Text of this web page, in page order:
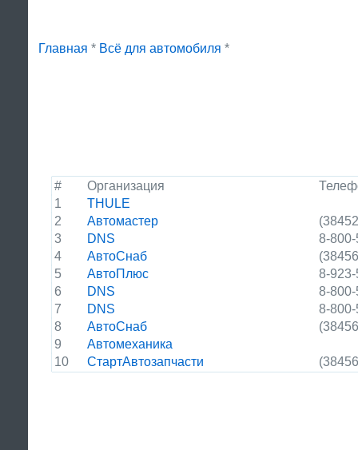
Главная * Всё для автомобиля *
# Организация
1
THULE
2
Автомастер
3
DNS
8-
4
АвтоСнаб
5
АвтоПлюс
8-
6
DNS
8-
7
DNS
8-
8
АвтоСнаб
9
Автомеханика
10
СтартАвтозапчасти